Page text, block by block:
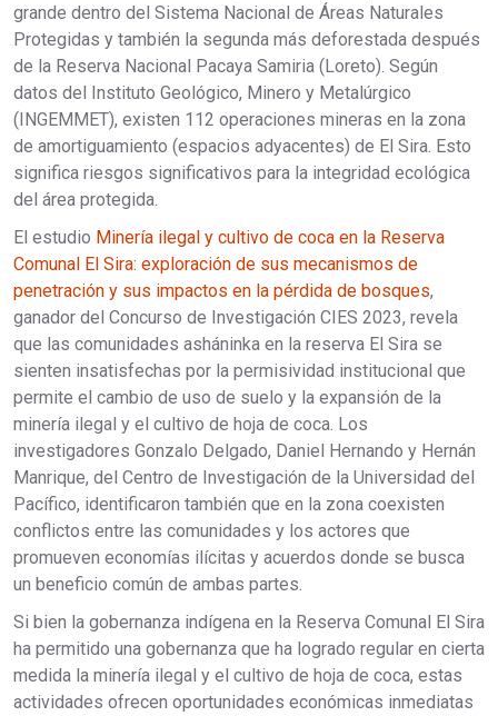
grande dentro del Sistema Nacional de Áreas Naturales
Protegidas y también la segunda más deforestada después
de la Reserva Nacional Pacaya Samiria (Loreto). Según
datos del Instituto Geológico, Minero y Metalúrgico
(INGEMMET), existen 112 operaciones mineras en la zona
de amortiguamiento (espacios adyacentes) de El Sira. Esto
significa riesgos significativos para la integridad ecológica
del área protegida.
El estudio Minería ilegal y cultivo de coca en la Reserva
Comunal El Sira: exploración de sus mecanismos de
penetración y sus impactos en la pérdida de bosques,
ganador del Concurso de Investigación CIES 2023, revela
que las comunidades asháninka en la reserva El Sira se
sienten insatisfechas por la permisividad institucional que
permite el cambio de uso de suelo y la expansión de la
minería ilegal y el cultivo de hoja de coca. Los
investigadores Gonzalo Delgado, Daniel Hernando y Hernán
Manrique, del Centro de Investigación de la Universidad del
Pacífico, identificaron también que en la zona coexisten
conflictos entre las comunidades y los actores que
promueven economías ilícitas y acuerdos donde se busca
un beneficio común de ambas partes.
Si bien la gobernanza indígena en la Reserva Comunal El Sira
ha permitido una gobernanza que ha logrado regular en cierta
medida la minería ilegal y el cultivo de hoja de coca, estas
actividades ofrecen oportunidades económicas inmediatas